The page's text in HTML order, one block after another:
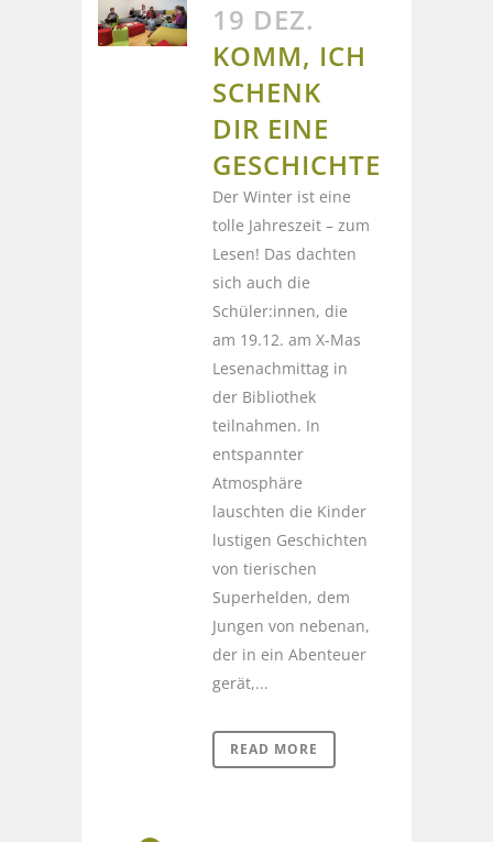
19 DEZ.
KOMM, ICH
SCHENK
DIR EINE
GESCHICHTE
Der Winter ist eine
tolle Jahreszeit – zum
Lesen! Das dachten
sich auch die
Schüler:innen, die
am 19.12. am X-Mas
Lesenachmittag in
der Bibliothek
teilnahmen. In
entspannter
Atmosphäre
lauschten die Kinder
lustigen Geschichten
von tierischen
Superhelden, dem
Jungen von nebenan,
der in ein Abenteuer
gerät,...
READ MORE